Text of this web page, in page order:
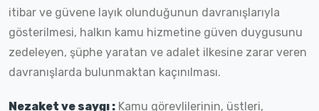
itibar ve güvene layık olunduğunun davranışlarıyla
gösterilmesi, halkın kamu hizmetine güven duygusunu
zedeleyen, şüphe yaratan ve adalet ilkesine zarar veren
davranışlarda bulunmaktan kaçınılması.
Nezaket ve saygı : Kamu görevlilerinin, üstleri,